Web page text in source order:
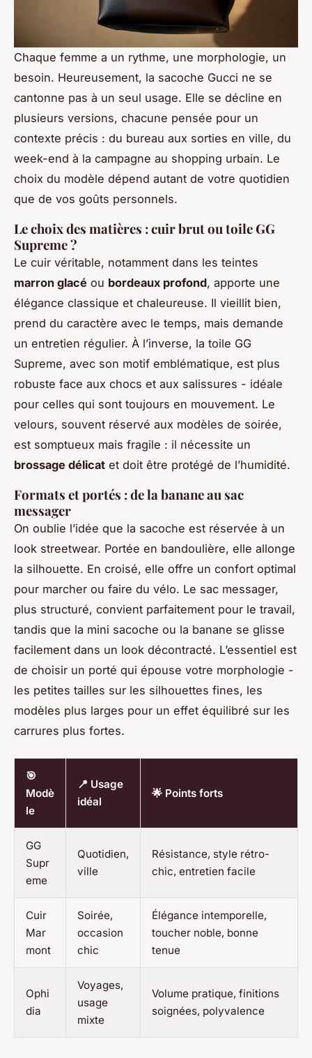
Chaque femme a un rythme, une morphologie, un
besoin. Heureusement, la sacoche Gucci ne se
cantonne pas à un seul usage. Elle se décline en
plusieurs versions, chacune pensée pour un
contexte précis : du bureau aux sorties en ville, du
week-end à la campagne au shopping urbain. Le
choix du modèle dépend autant de votre quotidien
que de vos goûts personnels.
Le choix des matières : cuir brut ou toile GG
Supreme ?
Le cuir véritable, notamment dans les teintes
marron glacé ou bordeaux profond, apporte une
élégance classique et chaleureuse. Il vieillit bien,
prend du caractère avec le temps, mais demande
un entretien régulier. À l’inverse, la toile GG
Supreme, avec son motif emblématique, est plus
robuste face aux chocs et aux salissures - idéale
pour celles qui sont toujours en mouvement. Le
velours, souvent réservé aux modèles de soirée,
est somptueux mais fragile : il nécessite un
brossage délicat et doit être protégé de l’humidité.
Formats et portés : de la banane au sac
messager
On oublie l’idée que la sacoche est réservée à un
look streetwear. Portée en bandoulière, elle allonge
la silhouette. En croisé, elle offre un confort optimal
pour marcher ou faire du vélo. Le sac messager,
plus structuré, convient parfaitement pour le travail,
tandis que la mini sacoche ou la banane se glisse
facilement dans un look décontracté. L’essentiel est
de choisir un porté qui épouse votre morphologie -
les petites tailles sur les silhouettes fines, les
modèles plus larges pour un effet équilibré sur les
carrures plus fortes.
🎯
Modè
le
📍 Usage
idéal
🌟 Points forts
GG
Supr
eme
Quotidien,
ville
Résistance, style rétro-
chic, entretien facile
Cuir
Mar
mont
Soirée,
occasion
chic
Élégance intemporelle,
toucher noble, bonne
tenue
Ophi
dia
Voyages,
usage
mixte
Volume pratique, finitions
soignées, polyvalence